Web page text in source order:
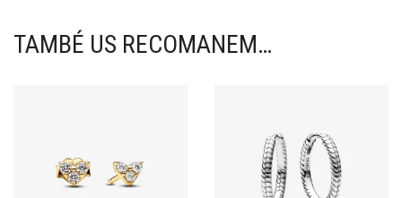
TAMBÉ US RECOMANEM…